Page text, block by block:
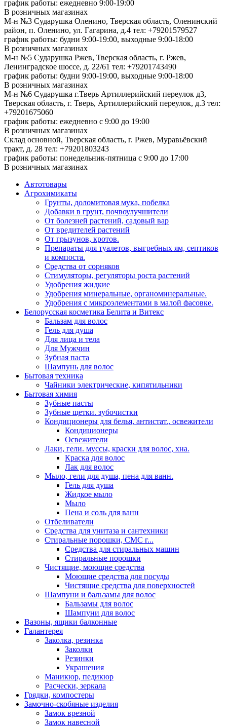
график работы: ежедневно 9:00-19:00
В розничных магазинах
М-н №3 Сударушка Оленино, Тверская область, Оленинский
район, п. Оленино, ул. Гагарина, д.4 тел: +79201579527
график работы: будни 9:00-19:00, выходные 9:00-18:00
В розничных магазинах
М-н №5 Сударушка Ржев, Тверская область, г. Ржев,
Ленинградское шоссе, д. 22/61 тел: +79201743490
график работы: будни 9:00-19:00, выходные 9:00-18:00
В розничных магазинах
М-н №6 Сударушка г.Тверь Артиллерийский переулок д3,
Тверская область, г. Тверь, Артиллерийский переулок, д.3 тел:
+79201675060
график работы: ежедневно с 9:00 до 19:00
В розничных магазинах
Склад основной, Тверская область, г. Ржев, Муравьёвский
тракт, д. 28 тел: +79201803243
график работы: понедельник-пятница с 9:00 до 17:00
В розничных магазинах
Автотовары
Агрохимикаты
Грунты, доломитовая мука, побелка
Добавки в грунт, почвоулучшители
От болезней растений, садовый вар
От вредителей растений
От грызунов, кротов.
Препараты для туалетов, выгребных ям, септиков
и компоста.
Средства от сорняков
Стимуляторы, регуляторы роста растений
Удобрения жидкие
Удобрения минеральные, органоминеральные.
Удобрения с микроэлементами в малой фасовке.
Белорусская косметика Белита и Витекс
Бальзам для волос
Гель для душа
Для лица и тела
Для Мужчин
Зубная паста
Шампунь для волос
Бытовая техника
Чайники электрические, кипятильники
Бытовая химия
Зубные пасты
Зубные щетки. зубочистки
Кондиционеры для белья, антистат., освежители
Кондиционеры
Освежители
Лаки, гели. муссы, краски для волос, хна.
Краска для волос
Лак для волос
Мыло, гели для душа, пена для ванн.
Гель для душа
Жидкое мыло
Мыло
Пена и соль для ванн
Отбеливатели
Средства для унитаза и сантехники
Стиральные порошки, СМС г...
Средства для стиральных машин
Стиральные порошки
Чистящие, моющие средства
Моющие средства для посуды
Чистящие средства для поверхностей
Шампуни и бальзамы для волос
Бальзамы для волос
Шампуни для волос
Вазоны, ящики балконные
Галантерея
Заколка, резинка
Заколки
Резинки
Украшения
Маникюр, педикюр
Расчески, зеркала
Грядки, компостеры
Замочно-скобяные изделия
Замок врезной
Замок навесной